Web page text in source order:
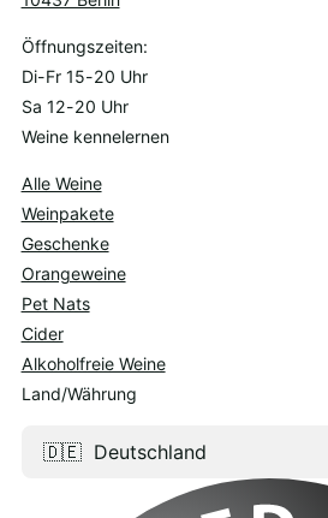
Öffnungszeiten:
Di-Fr 15-20 Uhr
Sa 12-20 Uhr
Weine kennelernen
Alle Weine
Weinpakete
Geschenke
Orangeweine
Pet Nats
Cider
Alkoholfreie Weine
Land/Währung